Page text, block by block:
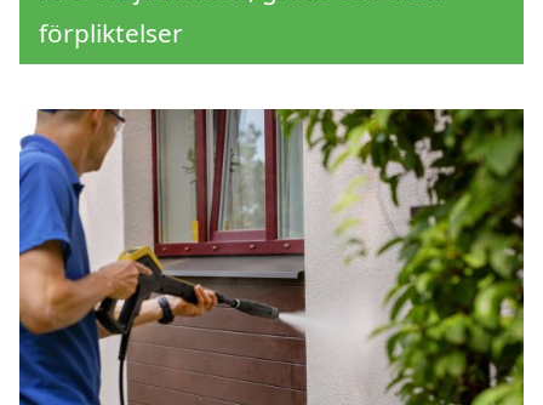
förpliktelser